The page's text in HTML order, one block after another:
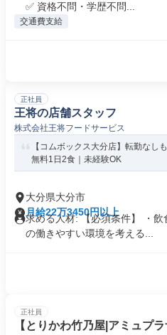
✅ 資格不問・学歴不問...
交通費支給
正社員
王将の店舗スタッフ
株式会社王将フードサービス
【コムボックス大分店】転勤なし
無料1日2食｜未経験OK
大分県大分市
月給22万3450円以上
求める人材: 【必須条件】 ・
の働きやすい環境を考える...
正社員
【とりかわ竹乃屋|アミュプ